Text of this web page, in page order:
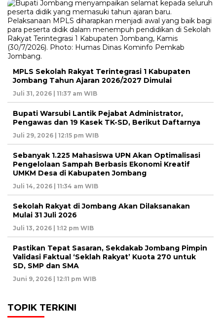
MPLS Sekolah Rakyat Terintegrasi 1 Kabupaten
Jombang Tahun Ajaran 2026/2027 Dimulai
Juli 31, 2026 | 11:37 am WIB
Bupati Warsubi Lantik Pejabat Administrator,
Pengawas dan 19 Kasek TK-SD, Berikut Daftarnya
Juli 29, 2026 | 12:15 pm WIB
Sebanyak 1.225 Mahasiswa UPN Akan Optimalisasi
Pengelolaan Sampah Berbasis Ekonomi Kreatif
UMKM Desa di Kabupaten Jombang
Juli 14, 2026 | 11:34 am WIB
Sekolah Rakyat di Jombang Akan Dilaksanakan
Mulai 31 Juli 2026
Juli 13, 2026 | 1:12 pm WIB
Pastikan Tepat Sasaran, Sekdakab Jombang Pimpin
Validasi Faktual ‘Seklah Rakyat’ Kuota 270 untuk
SD, SMP dan SMA
Juni 9, 2026 | 12:11 pm WIB
TOPIK TERKINI